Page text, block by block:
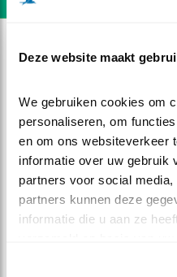
Deze website maakt
We gebruiken cookies om
personaliseren, om
en om ons websiteverkeer
informatie over uw gebruik
partners voor social
partners kunnen deze
informatie die u aan ze